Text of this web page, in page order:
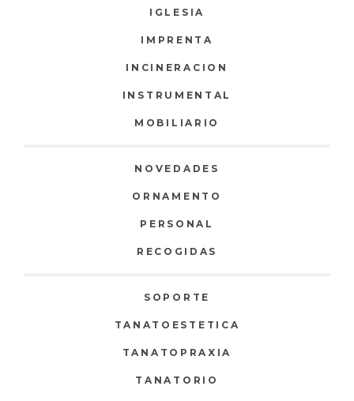
IGLESIA
IMPRENTA
INCINERACION
INSTRUMENTAL
MOBILIARIO
NOVEDADES
ORNAMENTO
PERSONAL
RECOGIDAS
SOPORTE
TANATOESTETICA
TANATOPRAXIA
TANATORIO